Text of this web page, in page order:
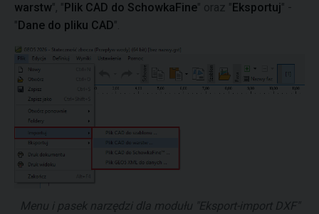
warstw", "Plik CAD do SchowkaFine" oraz "Eksportuj" -
"Dane do pliku CAD".
Menu i pasek narzędzi dla modułu "Eksport-import DXF"